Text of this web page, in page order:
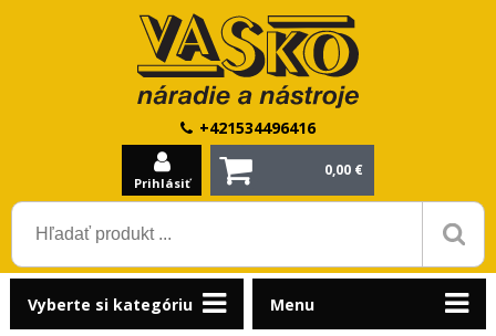
+421534496416
Prihlásiť
0,00 €
Vyberte si kategóriu Menu